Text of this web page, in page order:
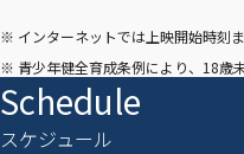
※ インターネットでは上映開始時刻ま
※ 青少年健全育成条例により、18歳
Schedule
スケジュール